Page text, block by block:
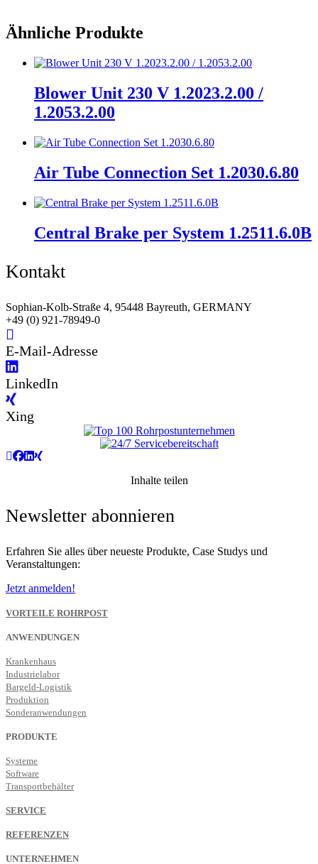
Ähnliche Produkte
Blower Unit 230 V 1.2023.2.00 /
1.2053.2.00
Air Tube Connection Set 1.2030.6.80
Central Brake per System 1.2511.6.0B
Kontakt
Sophian-Kolb-Straße 4, 95448 Bayreuth, GERMANY
+49 (0) 921-78949-0
E-Mail-Adresse
LinkedIn
Xing
Inhalte teilen
Newsletter abonnieren
Erfahren Sie alles über neueste Produkte, Case Studys und
Veranstaltungen:
Jetzt anmelden!
VORTEILE ROHRPOST
ANWENDUNGEN
Krankenhaus
Industrielabor
Bargeld-Logistik
Produktion
Sonderanwendungen
PRODUKTE
Systeme
Software
Transportbehälter
SERVICE
REFERENZEN
UNTERNEHMEN